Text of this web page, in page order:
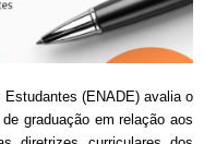
(ENADE) avalia o
graduação em relação aos